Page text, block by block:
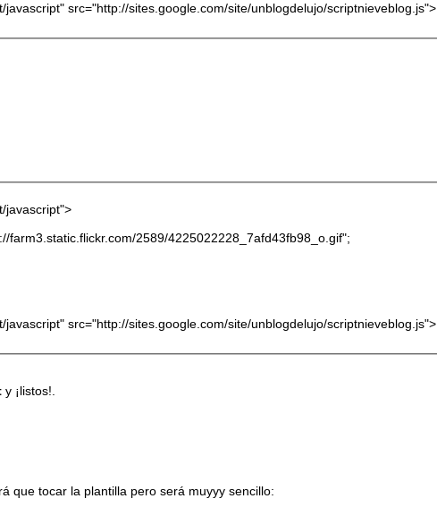
javascript" src="http://sites.google.com/site/unblogdelujo/scriptnieveblog.js">
javascript">
farm3.static.flickr.com/2589/4225022228_7afd43fb98_o.gif";
javascript" src="http://sites.google.com/site/unblogdelujo/scriptnieveblog.js">
y ¡listos!.
que tocar la plantilla pero será muyyy sencillo: